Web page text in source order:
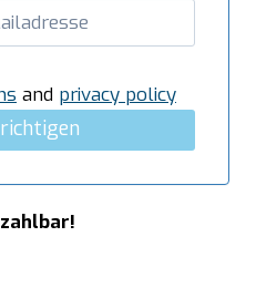
and privacy policy